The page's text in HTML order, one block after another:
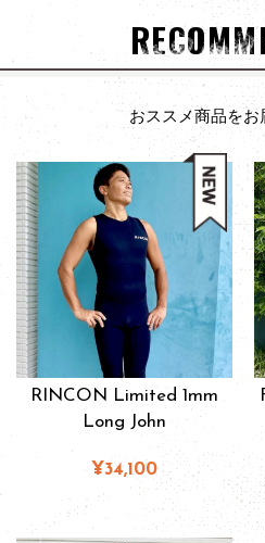
おススメ商品をお
RINCON Limited 1mm
Long John
¥34,100